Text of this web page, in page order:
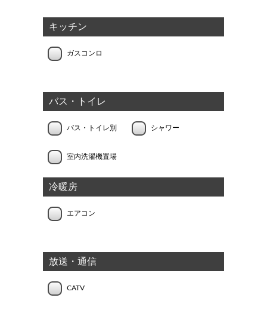
キッチン
ガスコンロ
バス・トイレ
バス・トイレ別 シャワー
室内洗濯機置場
冷暖房
エアコン
放送・通信
CATV